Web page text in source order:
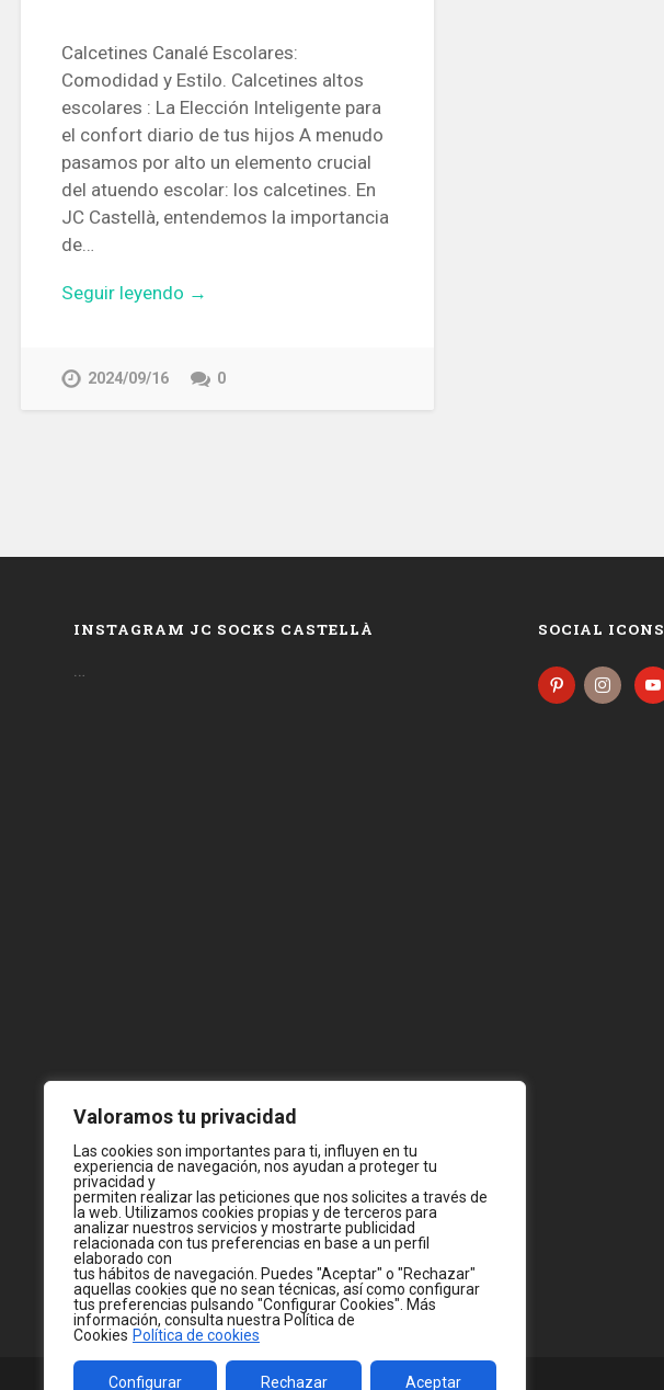
Valoramos tu privacidad
Las cookies son importantes para ti, influyen en tu
experiencia de navegación, nos ayudan a proteger tu
privacidad y
permiten realizar las peticiones que nos solicites a través de
la web. Utilizamos cookies propias y de terceros para
analizar nuestros servicios y mostrarte publicidad
relacionada con tus preferencias en base a un perfil
elaborado con
tus hábitos de navegación. Puedes "Aceptar" o "Rechazar"
aquellas cookies que no sean técnicas, así como configurar
tus preferencias pulsando "Configurar Cookies". Más
información, consulta nuestra Política de
Cookies Política de cookies
Configurar Rechazar Aceptar
Calcetines Canalé Escolares:
Comodidad y Estilo. Calcetines altos
escolares : La Elección Inteligente para
el confort diario de tus hijos A menudo
pasamos por alto un elemento crucial
del atuendo escolar: los calcetines. En
JC Castellà, entendemos la importancia
de…
Seguir leyendo →
2024/09/16 0
INSTAGRAM JC SOCKS CASTELLÀ SOCIAL ICONS